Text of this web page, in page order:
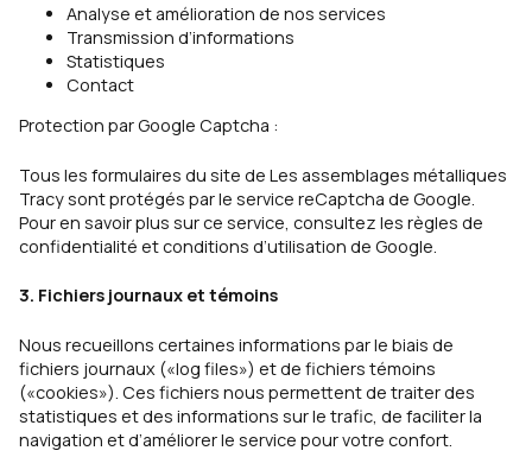
Analyse et amélioration de nos services
Transmission d’informations
Statistiques
Contact
Protection par Google Captcha :
Tous les formulaires du site de Les assemblages métalliques
Tracy sont protégés par le service reCaptcha de Google.
Pour en savoir plus sur ce service, consultez les règles de
confidentialité etconditions d’utilisation de Google.
3. Fichiers journaux et témoins
Nous recueillons certaines informations par le biais de
fichiers journaux («log files») et de fichiers témoins
(«cookies»). Ces fichiers nous permettent de traiter des
statistiques et des informations sur le trafic, de faciliter la
navigation et d’améliorer le service pour votre confort.